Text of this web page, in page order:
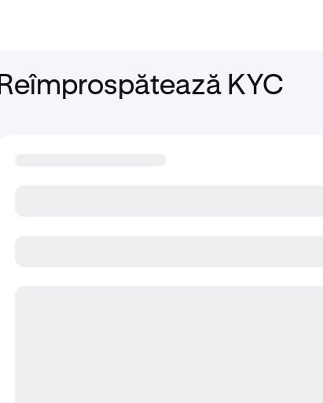
Reîmprospătează KYC